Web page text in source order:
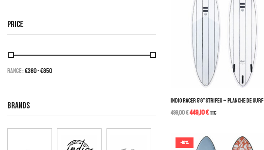
PRICE
Range :€360 - €850
BRANDS
INDIO RACER 5’8″ STRIPES – PLANCHE DE SURF
499,00€449,10€TTC
-10%